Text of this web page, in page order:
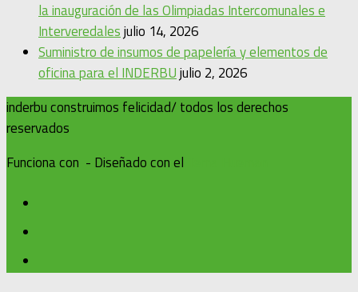
la inauguración de las Olimpiadas Intercomunales e
Interveredalesjulio 14, 2026
Suministro de insumos de papelería y elementos de
oficina para el INDERBUjulio 2, 2026
inderbu construimos felicidad/ todos los derechos
reservados
Funciona con - Diseñado con el